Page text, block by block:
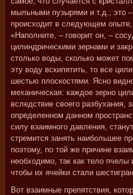
мыльными пузырями и т.д.; это
происходит в следующем
«Наполните, – говорит он, –
цилиндрическими зернами и
столько воды, сколько может
эту воду вскипятить, то все
шестью плоскостями. Ясно
механическая: каждое зерно
вследствие своего разбухания,
определенном данном
силу взаимного давления,
стремится занять наибольшее
поэтому, по той же причине
необходимо, так как тело
чтобы их ячейки стали
Вот взаимные препятствия,